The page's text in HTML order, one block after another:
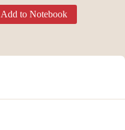
Add to Notebook